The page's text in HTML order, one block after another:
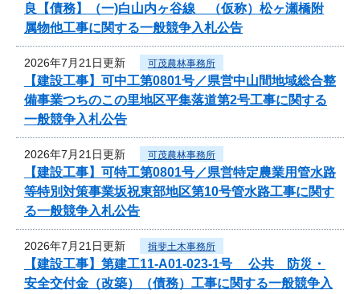
良【債務】（一)白山内ヶ谷線 （仮称）松ヶ瀬橋附
属物他工事に関する一般競争入札公告
2026年7月21日更新 可茂農林事務所
【建設工事】可中工第0801号／県営中山間地域総合整
備事業つちのこの里地区平集落道第2号工事に関する
一般競争入札公告
2026年7月21日更新 可茂農林事務所
【建設工事】可特工第0801号／県営特定農業用管水路
等特別対策事業坂祝東部地区第10号管水路工事に関す
る一般競争入札公告
2026年7月21日更新 揖斐土木事務所
【建設工事】第建工11-A01-023-1号 公共 防災・
安全交付金（改築）（債務）工事に関する一般競争入